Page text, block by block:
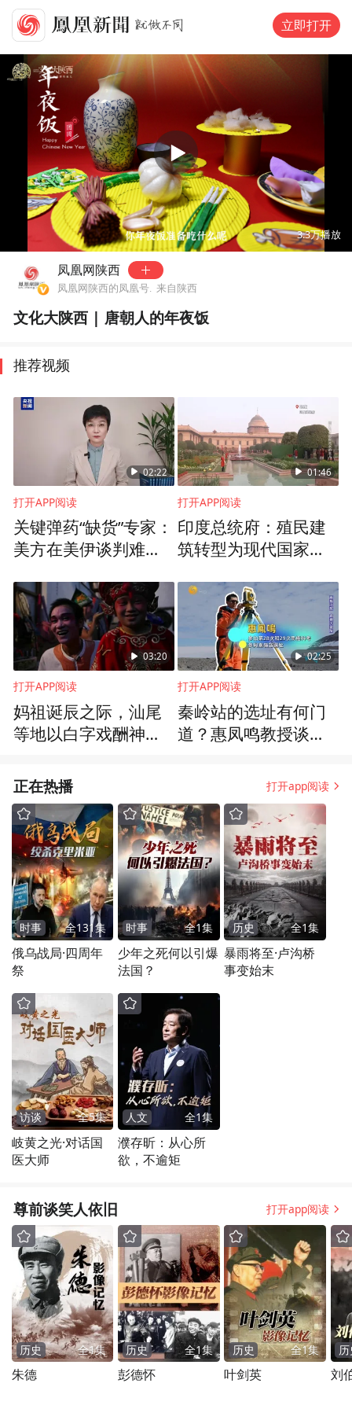
立即打开
可试看120秒，去凤凰网新闻客户端观看
02:37
3.3万播放
凤凰网陕西
凤凰网陕西的凤凰号. 来自陕西
文化大陕西 | 唐朝人的年夜饭
推荐视频
02:22
打开APP阅读
关键弹药“缺货”专家：
美方在美伊谈判难占
01:46
打开APP阅读
印度总统府：殖民建
筑转型为现代国家权
03:20
打开APP阅读
妈祖诞辰之际，汕尾
等地以白字戏酬神谢
02:25
打开APP阅读
秦岭站的选址有何门
道？惠凤鸣教授谈南
正在热播 打开app阅读
时事 全131集
俄乌战局·四周年
祭
时事 全1集
少年之死何以引爆
法国？
历史 全1集
暴雨将至·卢沟桥
事变始末
访谈 全5集
岐黄之光·对话国
医大师
人文 全1集
濮存昕：从心所
欲，不逾矩
尊前谈笑人依旧 打开app阅读
历史 全1集
朱德
历史 全1集
彭德怀
历史 全1集
叶剑英 刘